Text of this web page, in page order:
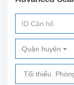
Quận huyện